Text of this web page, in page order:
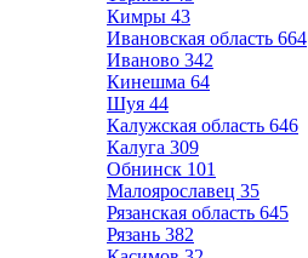
Кимры 43
Ивановская область 664
Иваново 342
Кинешма 64
Шуя 44
Калужская область 646
Калуга 309
Обнинск 101
Малоярославец 35
Рязанская область 645
Рязань 382